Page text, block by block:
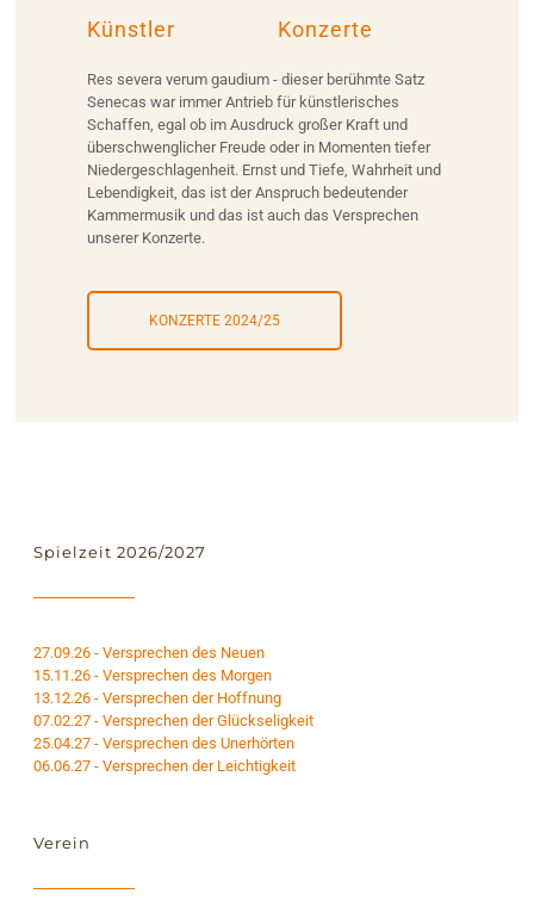
Künstler Konzerte
Res severa verum gaudium - dieser berühmte Satz
Senecas war immer Antrieb für künstlerisches
Schaffen, egal ob im Ausdruck großer Kraft und
überschwenglicher Freude oder in Momenten tiefer
Niedergeschlagenheit. Ernst und Tiefe, Wahrheit und
Lebendigkeit, das ist der Anspruch bedeutender
Kammermusik und das ist auch das Versprechen
unserer Konzerte.
KONZERTE 2024/25
Spielzeit 2026/2027
27.09.26 - Versprechen des Neuen
15.11.26 - Versprechen des Morgen
13.12.26 - Versprechen der Hoffnung
07.02.27 - Versprechen der Glückseligkeit
25.04.27 - Versprechen des Unerhörten
06.06.27 - Versprechen der Leichtigkeit
Verein